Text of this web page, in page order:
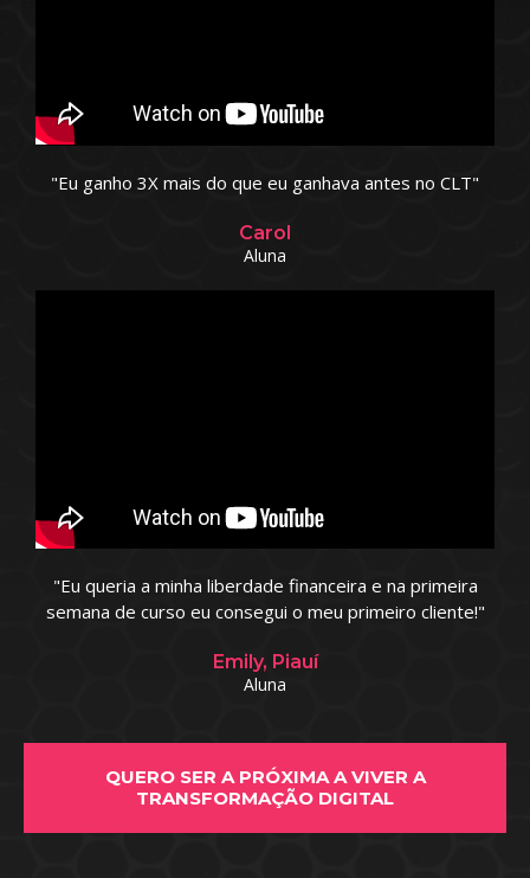
"Eu ganho 3X mais do que eu ganhava antes no CLT"
Carol
Aluna
"Eu queria a minha liberdade financeira e na primeira
semana de curso eu consegui o meu primeiro cliente!"
Emily, Piauí
Aluna
QUERO SER A PRÓXIMA A VIVER A
TRANSFORMAÇÃO DIGITAL